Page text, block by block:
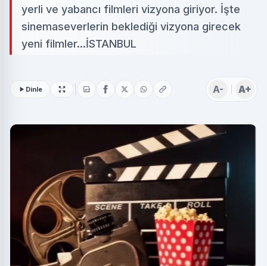
yerli ve yabancı filmleri vizyona giriyor. İşte
sinemaseverlerin beklediği vizyona girecek
yeni filmler...İSTANBUL
Dinle A- A+